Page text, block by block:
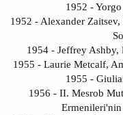
1952 -
1952 - Alexander
1954 - Jeffrey
1955 - Laurie Metcalf,
1955 -
1956 - II. Mesrob